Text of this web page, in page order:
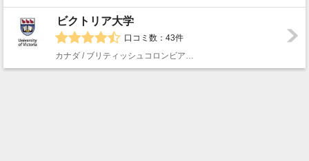
ビクトリア大学
口コミ数：43件
カナダ / ブリティッシュコロンビア州 / ビクトリア